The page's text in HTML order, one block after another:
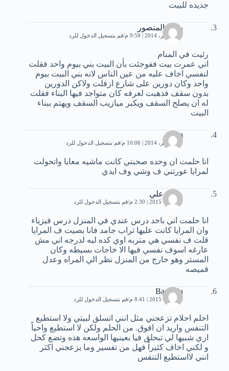
جديده للبيت
يحيى المنصور
11 نوفمبر، 2014 | 9:59 م قم بتسجيل الدخول للرد
رئيت في المنام
اني عمرت بيت ففوجئت بأن البيت بني بيوم واحد فقلت
لنفسي اخاف عليه من عين الناس لانه بني البيت بيوم
واحد وكان دورين على شارع ازفلت ولاكن الدورين
بدون سقف فذهبت لغرفه كان متواجد فيها البناء فقلت
له ان يصلح السقف ويكبر ميازيب السقف ويهتم ببناء
البيت
dalia
11 نوفمبر، 2014 | 10:06 م قم بتسجيل الدخول للرد
انا حلمت ان وحده صحبتي كانت ماشيه معايا واتحولت
لمرايا عورتني ف وشي وف ايدي
مروه علي
1 أكتوبر، 2015 | 2:30 م قم بتسجيل الدخول للرد
انا حلمت اني باخد درس عندي في المنزل درس فيزياء
وان المرايا كانت عليها تراب جامد فانا بصيت ف المرايا
قلت ف نفسي هي متربه اوي كده ليه لدرجه اني مش
عارغه اسوف نفسي فيها الا خاجات بسيطه وكان
المستر وهو خارج من المنزل نظر الي المراه وعدل
قميصه
Basmala
2 أكتوبر، 2015 | 8:41 م قم بتسجيل الدخول للرد
احلم احلام تزعجني مثل انني اتسلق لبيتي ولا استطيع
التنفس واريد ان افوق. من الحلم ولكن لا استطيع واحياً
اري شبيها لي تبحلق فيا بعينيها الواسعه هذه وتضع كحل
و لكني اخاف كثيراً فهل من تفسير وما يزعجني اكثر
انني لااستطيع التنفس